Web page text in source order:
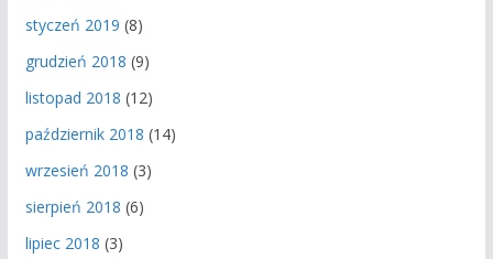
styczeń 2019 (8)
grudzień 2018 (9)
listopad 2018 (12)
październik 2018 (14)
wrzesień 2018 (3)
sierpień 2018 (6)
lipiec 2018 (3)